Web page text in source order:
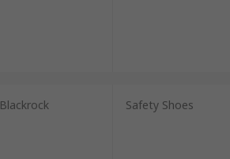
Blackrock Safety Shoes